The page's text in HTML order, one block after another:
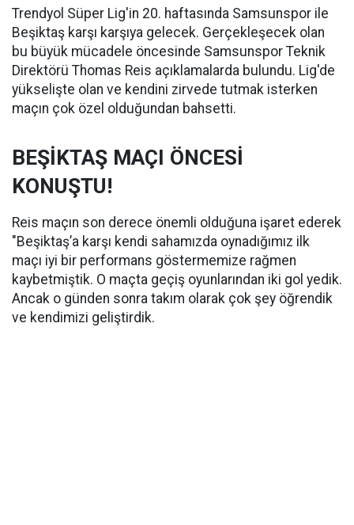
Trendyol Süper Lig'in 20. haftasında Samsunspor ile
Beşiktaş karşı karşıya gelecek. Gerçekleşecek olan
bu büyük mücadele öncesinde Samsunspor Teknik
Direktörü Thomas Reis açıklamalarda bulundu. Lig'de
yükselişte olan ve kendini zirvede tutmak isterken
maçın çok özel olduğundan bahsetti.
BEŞİKTAŞ MAÇI ÖNCESİ
KONUŞTU!
Reis maçın son derece önemli olduğuna işaret ederek
"Beşiktaş’a karşı kendi sahamızda oynadığımız ilk
maçı iyi bir performans göstermemize rağmen
kaybetmiştik. O maçta geçiş oyunlarından iki gol yedik.
Ancak o günden sonra takım olarak çok şey öğrendik
ve kendimizi geliştirdik.